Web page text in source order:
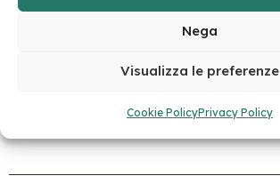
Nega
Visualizza le preferenze
Cookie PolicyPrivacy Policy